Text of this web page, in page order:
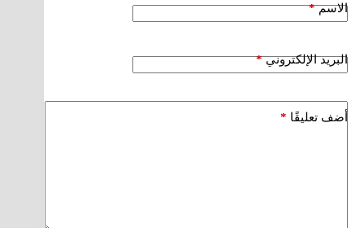
الاسم*
البريد الإلكتروني*
أضف تعليقًا *